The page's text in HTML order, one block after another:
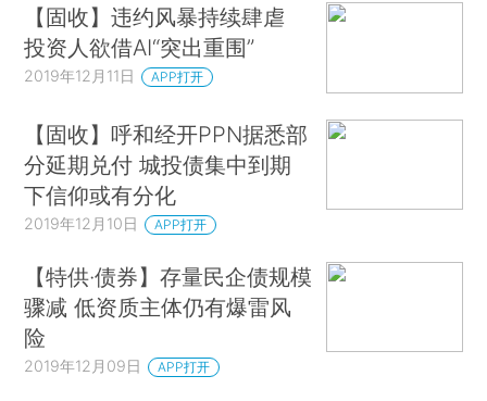
【固收】违约风暴持续肆虐
投资人欲借AI“突出重围”
2019年12月11日 APP打开
【固收】呼和经开PPN据悉部
分延期兑付 城投债集中到期
下信仰或有分化
2019年12月10日 APP打开
【特供·债券】存量民企债规模
骤减 低资质主体仍有爆雷风
险
2019年12月09日 APP打开